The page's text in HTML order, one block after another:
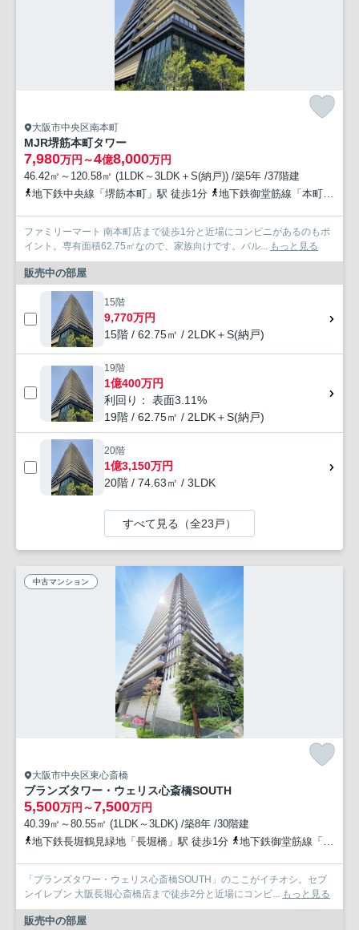
大阪市中央区南本町
MJR堺筋本町タワー
7,980万円～4億8,000万円
46.42㎡～120.58㎡ (1LDK～3LDK＋S(納戸)) /築5年 /37階建
地下鉄中央線「堺筋本町」駅 徒歩1分
地下鉄御堂筋線「本町」駅 徒歩10分
ファミリーマート 南本町店まで徒歩1分と近場にコンビニがあるのもポ
イント。専有面積62.75㎡なので、家族向けです。バル... もっと見る
販売中の部屋
15階
9,770万円
15階 / 62.75㎡ / 2LDK＋S(納戸)
19階
1億400万円
利回り： 表面3.11%
19階 / 62.75㎡ / 2LDK＋S(納戸)
20階
1億3,150万円
20階 / 74.63㎡ / 3LDK
すべて見る（全23戸）
中古マンション
大阪市中央区東心斎橋
ブランズタワー・ウェリス心斎橋SOUTH
5,500万円～7,500万円
40.39㎡～80.55㎡ (1LDK～3LDK) /築8年 /30階建
地下鉄長堀鶴見緑地「長堀橋」駅 徒歩1分
地下鉄御堂筋線「心斎橋」駅 徒歩7分
「ブランズタワー・ウェリス心斎橋SOUTH」のここがイチオシ。セブ
ンイレブン 大阪長堀心斎橋店まで徒歩2分と近場にコンビ... もっと見る
販売中の部屋